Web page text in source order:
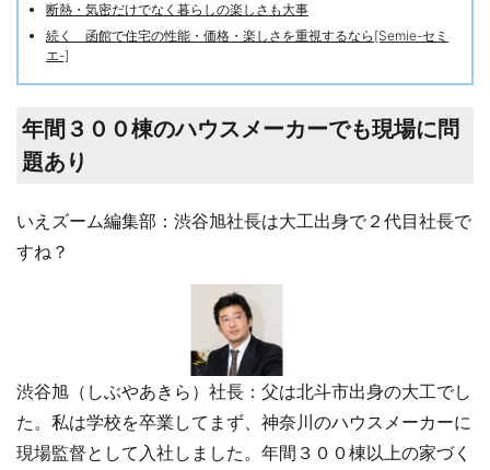
断熱・気密だけでなく暮らしの楽しさも大事
続く 函館で住宅の性能・価格・楽しさを重視するなら[Semie-セミ
エ-]
年間３００棟のハウスメーカーでも現場に問
題あり
いえズーム編集部：渋谷旭社長は大工出身で２代目社長で
すね？
渋谷旭（しぶやあきら）社長：父は北斗市出身の大工でし
た。私は学校を卒業してまず、神奈川のハウスメーカーに
現場監督として入社しました。年間３００棟以上の家づく